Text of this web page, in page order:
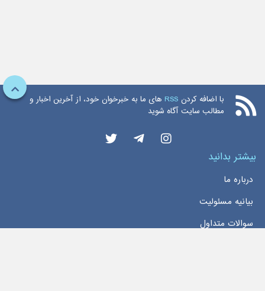
با اضافه کردن RSS های ما به خبرخوان خود، از آخرین اخبار و
مطالب سایت آگاه شوید
بیشتر بدانید
درباره ما
بیانیه مسئولیت
سوالات متداول